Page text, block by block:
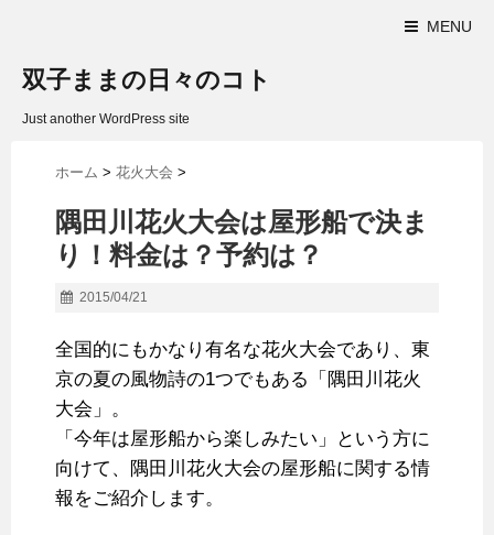
MENU
双子ままの日々のコト
Just another WordPress site
ホーム > 花火大会 >
隅田川花火大会は屋形船で決ま
り！料金は？予約は？
2015/04/21
全国的にもかなり有名な花火大会であり、東
京の夏の風物詩の1つでもある「隅田川花火
大会」。
「今年は屋形船から楽しみたい」という方に
向けて、隅田川花火大会の屋形船に関する情
報をご紹介します。